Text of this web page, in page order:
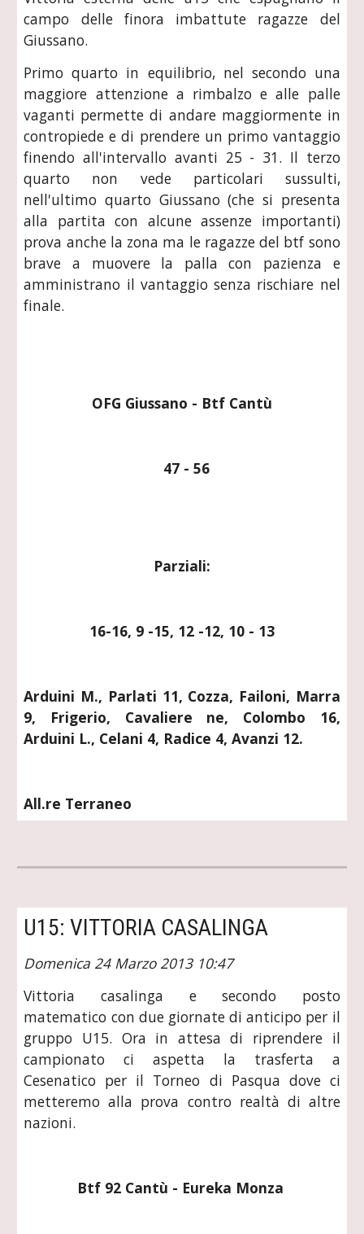
campo delle finora imbattute ragazze del
Giussano.
Primo quarto in equilibrio, nel secondo una
maggiore attenzione a rimbalzo e alle palle
vaganti permette di andare maggiormente in
contropiede e di prendere un primo vantaggio
finendo all'intervallo avanti 25 - 31. Il terzo
quarto non vede particolari sussulti,
nell'ultimo quarto Giussano (che si presenta
alla partita con alcune assenze importanti)
prova anche la zona ma le ragazze del btf sono
brave a muovere la palla con pazienza e
amministrano il vantaggio senza rischiare nel
finale.
OFG Giussano - Btf Cantù
  47 - 56
Parziali:
16-16, 9 -15, 12 -12, 10 - 13
Arduini M., Parlati 11, Cozza, Failoni, Marra
9, Frigerio, Cavaliere ne, Colombo 16,
Arduini L., Celani 4, Radice 4, Avanzi 12.
All.re Terraneo
U15: VITTORIA CASALINGA
Domenica 24 Marzo 2013 10:47
Vittoria casalinga e secondo posto
matematico con due giornate di anticipo per il
gruppo U15. Ora in attesa di riprendere il
campionato ci aspetta la trasferta a
Cesenatico per il Torneo di Pasqua dove ci
metteremo alla prova contro realtà di altre
nazioni.
Btf 92 Cantù - Eureka Monza